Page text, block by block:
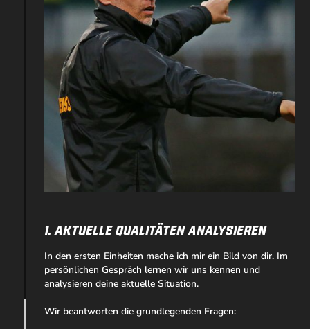
1. Aktuelle Qualitäten Analysieren
In den ersten Einheiten mache ich mir ein Bild von dir. Im
persönlichen Gespräch lernen wir uns kennen und
analysieren deine aktuelle Situation.
Wir beantworten die grundlegenden Fragen: